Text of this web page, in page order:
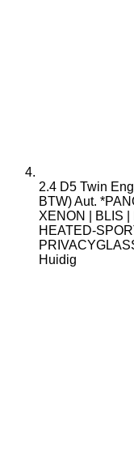
2.4 D5 Twin
BTW) Aut.
XENON | BLIS |
HEATED-
Huidig